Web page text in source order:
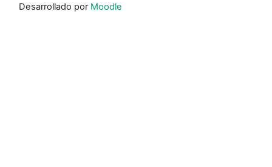
Desarrollado por Moodle